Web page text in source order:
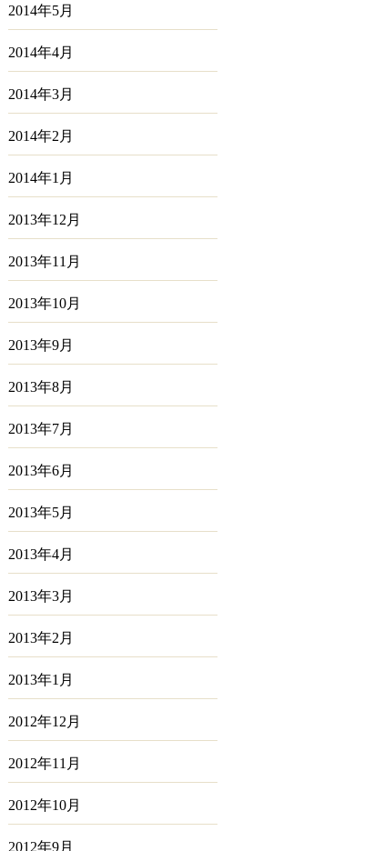
2014年5月
2014年4月
2014年3月
2014年2月
2014年1月
2013年12月
2013年11月
2013年10月
2013年9月
2013年8月
2013年7月
2013年6月
2013年5月
2013年4月
2013年3月
2013年2月
2013年1月
2012年12月
2012年11月
2012年10月
2012年9月